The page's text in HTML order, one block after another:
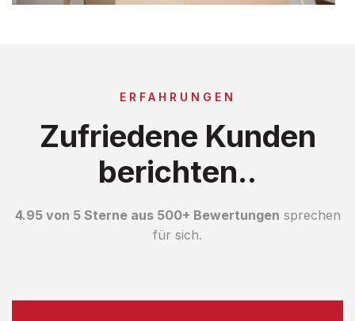
ERFAHRUNGEN
Zufriedene Kunden
berichten..
4.95 von 5 Sterne aus 500+ Bewertungen sprechen
für sich.